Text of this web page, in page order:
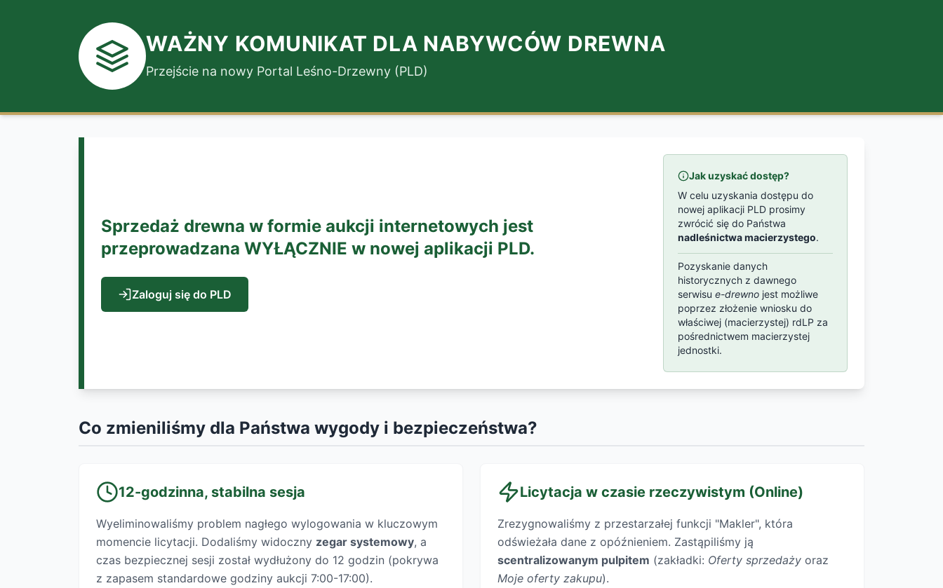
WAŻNY KOMUNIKAT DLA NABYWCÓW DREWNA
Przejście na nowy Portal Leśno-Drzewny (PLD)
Sprzedaż drewna w formie aukcji internetowych jest
przeprowadzana WYŁĄCZNIE w nowej aplikacji PLD.
Zaloguj się do PLD
Jak uzyskać dostęp?
W celu uzyskania dostępu do
nowej aplikacji PLD prosimy
zwrócić się do Państwa
nadleśnictwa macierzystego.
Pozyskanie danych
historycznych z dawnego
serwisue-drewno jest możliwe
poprzez złożenie wniosku do
właściwej (macierzystej) rdLP za
pośrednictwem macierzystej
jednostki.
Co zmieniliśmy dla Państwa wygody i bezpieczeństwa?
12-godzinna, stabilna sesja
Wyeliminowaliśmy problem nagłego wylogowania w kluczowym
momencie licytacji. Dodaliśmy widoczny zegar systemowy, a
czas bezpiecznej sesji został wydłużony do 12 godzin (pokrywa
z zapasem standardowe godziny aukcji 7:00-17:00).
Licytacja w czasie rzeczywistym (Online)
Zrezygnowaliśmy z przestarzałej funkcji "Makler", która
odświeżała dane z opóźnieniem. Zastąpiliśmy ją
scentralizowanym pulpitem (zakładki: Oferty sprzedaży oraz
Moje oferty zakupu).